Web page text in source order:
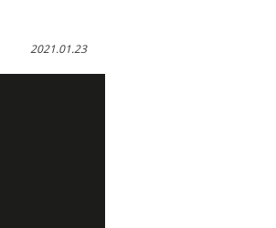
2021.01.23